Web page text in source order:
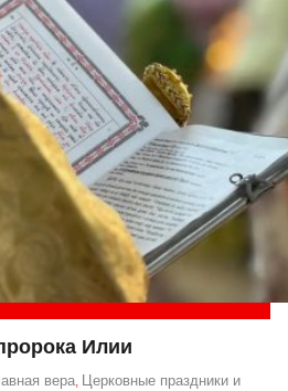
Илии
вера,
Церковные праздники и